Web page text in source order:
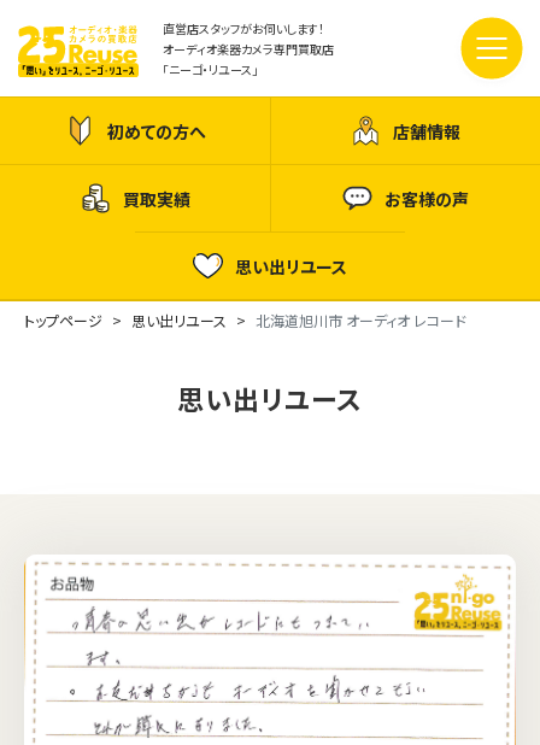
直営店スタッフがお伺いします！
オーディオ楽器カメラ専門買取店
「ニーゴ・リユース」
初めての方へ 店舗情報
買取実績 お客様の声
思い出リユース
トップページ 思い出リユース 北海道旭川市 オーディオ レコード
思い出リユース